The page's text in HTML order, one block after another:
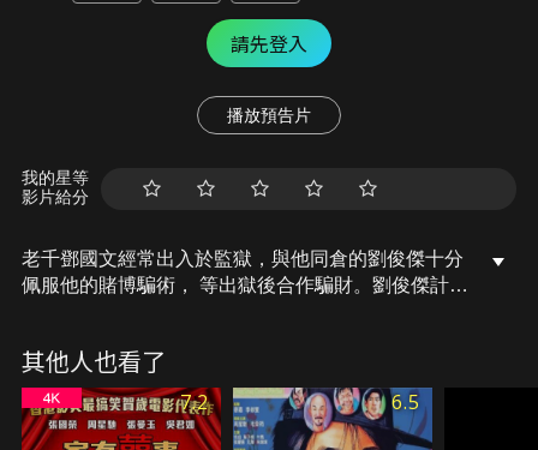
請先登入
播放預告片
我的星等
影片給分
老千鄧國文經常出入於監獄，與他同倉的劉俊傑十分
佩服他的賭博騙術， 等出獄後合作騙財。劉俊傑計劃
追殺鄧國文和劉俊傑，二人採用出人意表的方法脫身
而去…
其他人也看了
7.2 6.5